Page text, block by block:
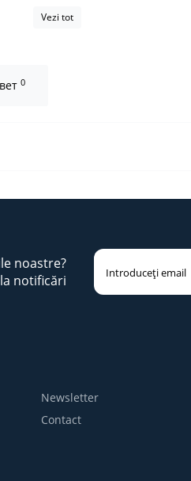
Vezi tot
0
noastre?
notificări
Newsletter
Contact